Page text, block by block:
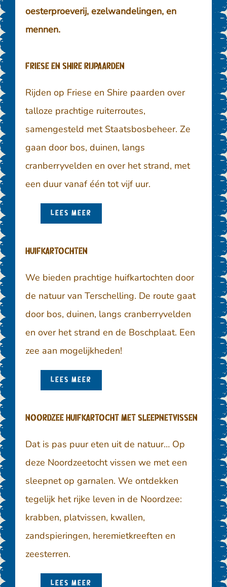
oesterproeverij, ezelwandelingen, en
mennen.
Friese en Shire rijpaarden
Rijden op Friese en Shire paarden over
talloze prachtige ruiterroutes,
samengesteld met Staatsbosbeheer. Ze
gaan door bos, duinen, langs
cranberryvelden en over het strand, met
een duur vanaf één tot vijf uur.
LEES MEER
Huifkartochten
We bieden prachtige huifkartochten door
de natuur van Terschelling. De route gaat
door bos, duinen, langs cranberryvelden
en over het strand en de Boschplaat. Een
zee aan mogelijkheden!
LEES MEER
Noordzee Huifkartocht met sleepnetvissen
Dat is pas puur eten uit de natuur… Op
deze Noordzeetocht vissen we met een
sleepnet op garnalen. We ontdekken
tegelijk het rijke leven in de Noordzee:
krabben, platvissen, kwallen,
zandspieringen, heremietkreeften en
zeesterren.
LEES MEER